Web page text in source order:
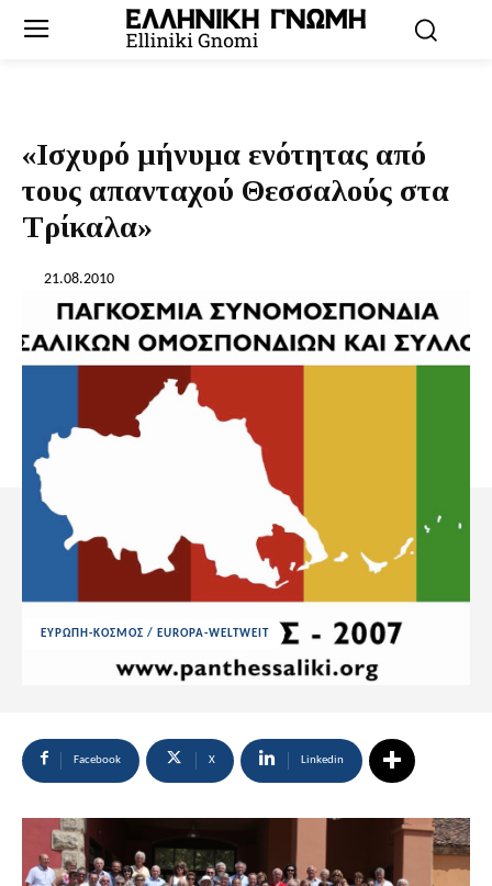
«Ισχυρό μήνυμα ενότητας από
τους απανταχού Θεσσαλούς στα
Τρίκαλα»
21.08.2010
ΕΥΡΩΠΗ-ΚΟΣΜΟΣ / EUROPA-WELTWEIT
Facebook X Linkedin